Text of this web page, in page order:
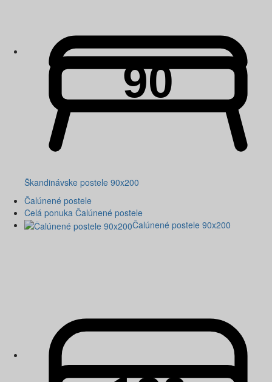
Škandinávske postele 90x200
Čalúnené postele
Celá ponuka Čalúnené postele
Čalúnené postele 90x200